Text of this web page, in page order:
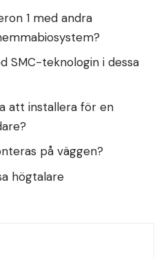
1 med andra
SMC-teknologin i dessa
att installera för en
på väggen?
högtalare